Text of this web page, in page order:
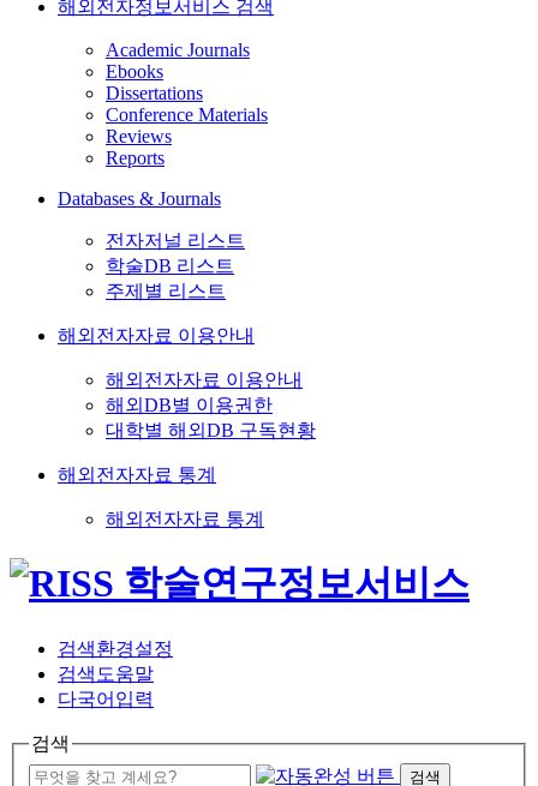
해외전자정보서비스 검색
Academic Journals
Ebooks
Dissertations
Conference Materials
Reviews
Reports
Databases & Journals
전자저널 리스트
학술DB 리스트
주제별 리스트
해외전자자료 이용안내
해외전자자료 이용안내
해외DB별 이용권한
대학별 해외DB 구독현황
해외전자자료 통계
해외전자자료 통계
검색환경설정
검색도움말
다국어입력
검색
검색